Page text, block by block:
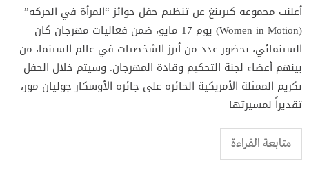
أعلنت مجموعة كيرينغ عن تنظيم حفل جوائز “المرأة في الحركة”
(Women in Motion) يوم 17 مايو، ضمن فعاليات مهرجان كان
السينمائي، بحضور عدد من أبرز الشخصيات في عالم السينما، من
بينهم أعضاء لجنة التحكيم وقادة المهرجان. وسيتم خلال الحفل
تكريم الممثلة الأمريكية الحائزة على جائزة الأوسكار جوليان مور،
تقديراً لمسيرتها
متابعة القراءة